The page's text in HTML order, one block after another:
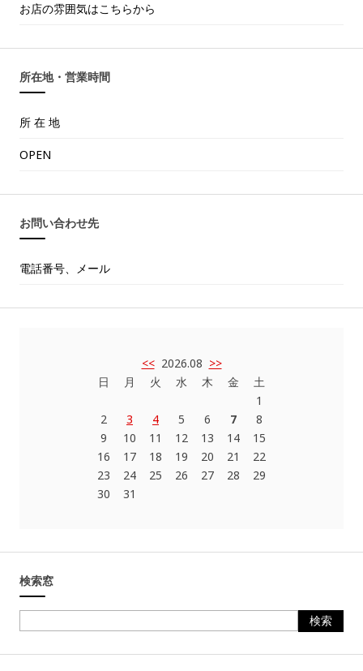
お店の雰囲気はこちらから
所在地・営業時間
所 在 地
OPEN
お問い合わせ先
電話番号、メール
<<2026.08 >>
日
2
9
16
23
30
月
3
10
17
24
31
火
4
11
18
25
水
5
12
19
26
木
6
13
20
27
金
7
14
21
28
土
1
8
15
22
29
検索窓